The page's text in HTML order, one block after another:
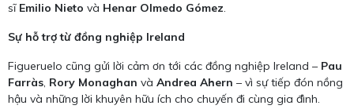
sĩ Emilio Nieto và Henar Olmedo Gómez.
Sự hỗ trợ từ đồng nghiệp Ireland
Figueruelo cũng gửi lời cảm ơn tới các đồng nghiệp Ireland – Pau
Farràs, Rory Monaghan và Andrea Ahern – vì sự tiếp đón nồng
hậu và những lời khuyên hữu ích cho chuyến đi cùng gia đình.